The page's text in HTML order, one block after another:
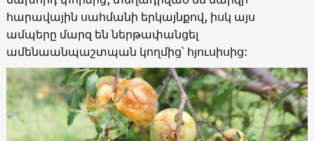
հարավային սահմանի երկայնքով, իսկ այս
ամպերը մարզ են ներթափանցել
ամենաանպաշտպան կողմից՝ հյուսիսից: